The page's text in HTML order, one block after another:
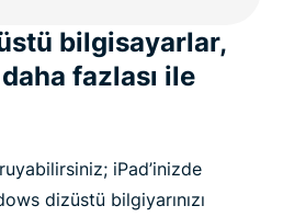
bilgisayarlar,
fazlası ile
iPad’inizde
dizüstü bilgiyarınızı